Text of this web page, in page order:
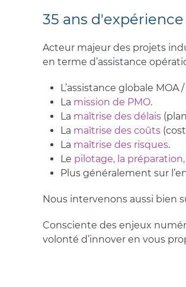
35 ans
Acteur majeur des projets
en terme d’assistance
L’assistance globale MOA /
La mission de PMO.
La maîtrise des délais
La maîtrise des coûts
La maîtrise des risques.
Le pilotage, la
Plus généralement sur
Nous intervenons aussi bien
Consciente des enjeux
volonté d’innover en vous